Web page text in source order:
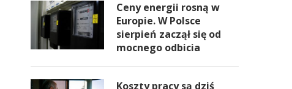
Ceny energii rosną w
Europie. W Polsce
sierpień zaczął się od
mocnego odbicia
Koszty pracy są dziś